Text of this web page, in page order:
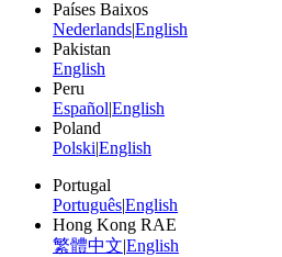
Países Baixos
Nederlands|English
Pakistan
English
Peru
Español|English
Poland
Polski|English
Portugal
Português|English
Hong Kong RAE
繁體中文|English